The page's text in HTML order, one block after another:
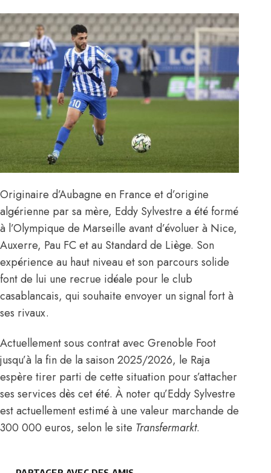
Originaire d’Aubagne en France et d’origine
algérienne par sa mère, Eddy Sylvestre a été formé
à l’Olympique de Marseille avant d’évoluer à Nice,
Auxerre, Pau FC et au Standard de Liège. Son
expérience au haut niveau et son parcours solide
font de lui une recrue idéale pour le club
casablancais, qui souhaite envoyer un signal fort à
ses rivaux.
Actuellement sous contrat avec Grenoble Foot
jusqu’à la fin de la saison 2025/2026, le Raja
espère tirer parti de cette situation pour s’attacher
ses services dès cet été. À noter qu’Eddy Sylvestre
est actuellement estimé à une valeur marchande de
300 000 euros, selon le site Transfermarkt.